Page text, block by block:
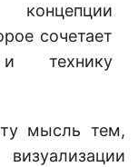
сочетает
технику
мысль тем,